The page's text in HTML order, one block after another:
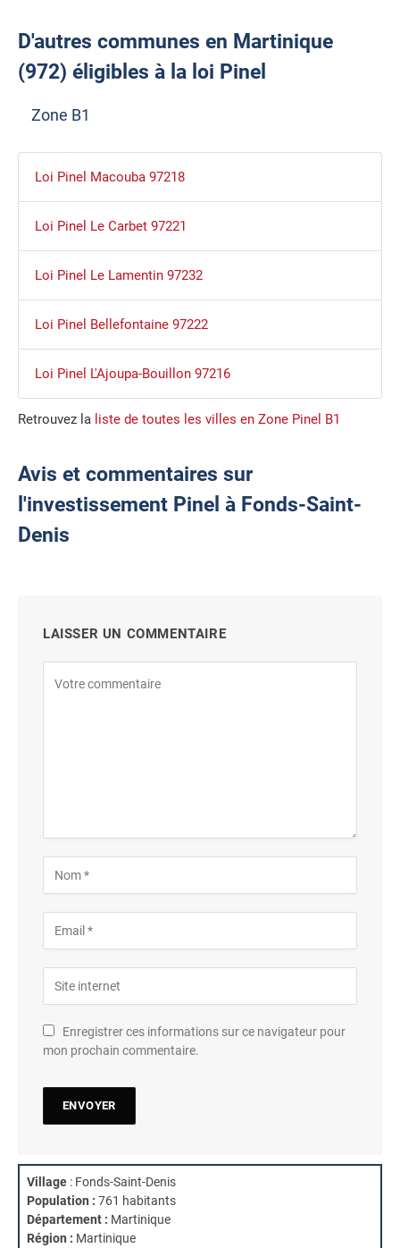
D'autres communes en Martinique
(972) éligibles à la loi Pinel
Zone B1
Loi Pinel Macouba 97218
Loi Pinel Le Carbet 97221
Loi Pinel Le Lamentin 97232
Loi Pinel Bellefontaine 97222
Loi Pinel L'Ajoupa-Bouillon 97216
Retrouvez la liste de toutes les villes en Zone Pinel B1
Avis et commentaires sur
l'investissement Pinel à Fonds-Saint-
Denis
LAISSER UN COMMENTAIRE
Enregistrer ces informations sur ce navigateur pour
mon prochain commentaire.
Village : Fonds-Saint-Denis
Population : 761 habitants
Département : Martinique
Région : Martinique